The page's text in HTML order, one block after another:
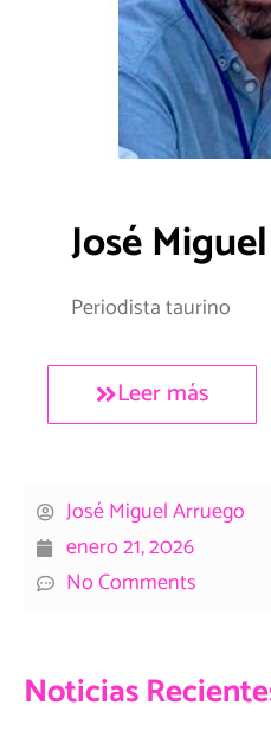
José
Periodista taurino
Leer más
José Miguel Arruego
enero 21, 2026
No Comments
Noticias